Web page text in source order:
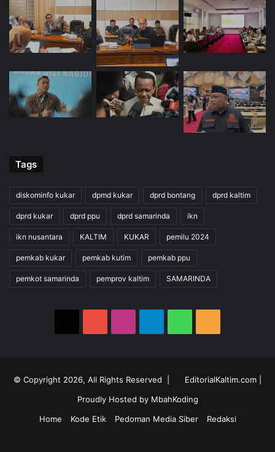
Tags
diskominfo kukar dpmd kukar dprd bontang dprd kaltim
dprd kukar dprd ppu dprd samarinda ikn
ikn nusantara KALTIM KUKAR pemilu 2024
pemkab kukar pemkab kutim pemkab ppu
pemkot samarinda pemprov kaltim SAMARINDA
© Copyright 2026, All Rights Reserved | EditorialKaltim.com
Proudly Hosted by MbahKoding
Home
Kode Etik Pedoman Media Siber Redaksi